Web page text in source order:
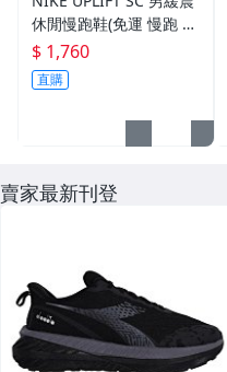
休閒慢跑鞋(免運 慢跑 運
動 休閒 Nike「IB2765-0
08」≡排汗專家≡
$ 1,760
直購
賣家最新刊登